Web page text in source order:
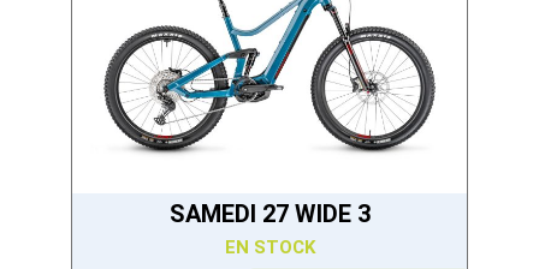
SAMEDI 27 WIDE 3
EN STOCK